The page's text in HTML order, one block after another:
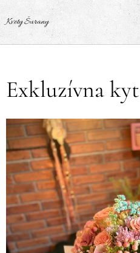
Kvety Šurany
Exkluzívna